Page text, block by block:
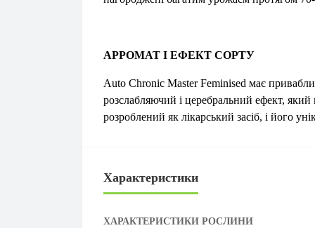
АРРОМАТ І ЕФЕКТ СОРТУ
Auto Chronic Master Feminised має
розслабляючий і церебральний ефект,
розроблений як лікарський засіб, і його
Характеристики
ХАРАКТЕРИСТИКИ РОСЛИНИ